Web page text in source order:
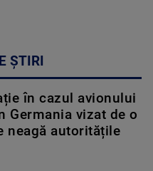
ȘTIRI
în cazul avionului
Germania vizat de o
neagă autoritățile